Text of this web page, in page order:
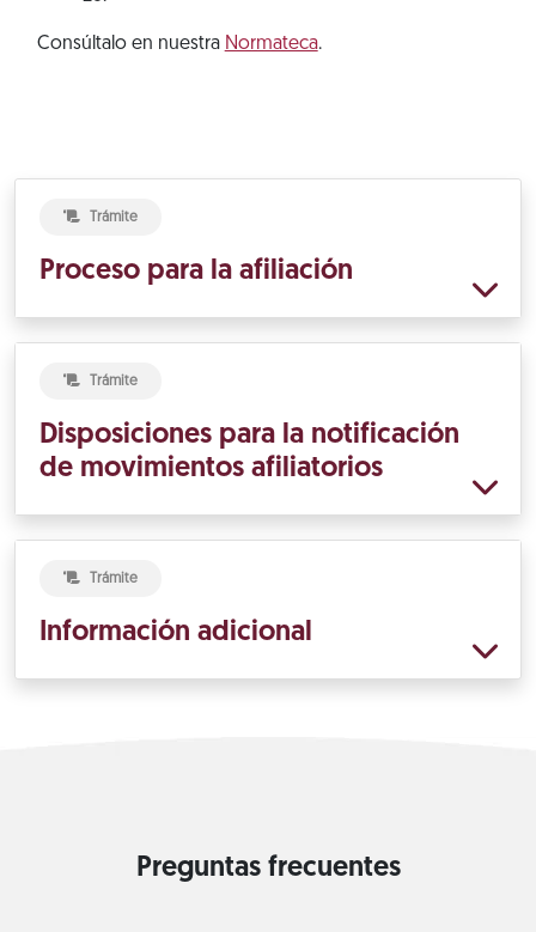
Consúltalo en nuestra Normateca.
Trámite
Proceso para la afiliación
Trámite
Disposiciones para la notificación
de movimientos afiliatorios
Trámite
Información adicional
Preguntas frecuentes